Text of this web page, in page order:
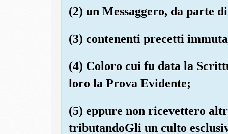
(2) un Messaggero, da parte
(3) contenenti precetti
(4) Coloro cui fu data la
loro la Prova Evidente;
(5) eppure non ricevettero
tributandoGli un culto